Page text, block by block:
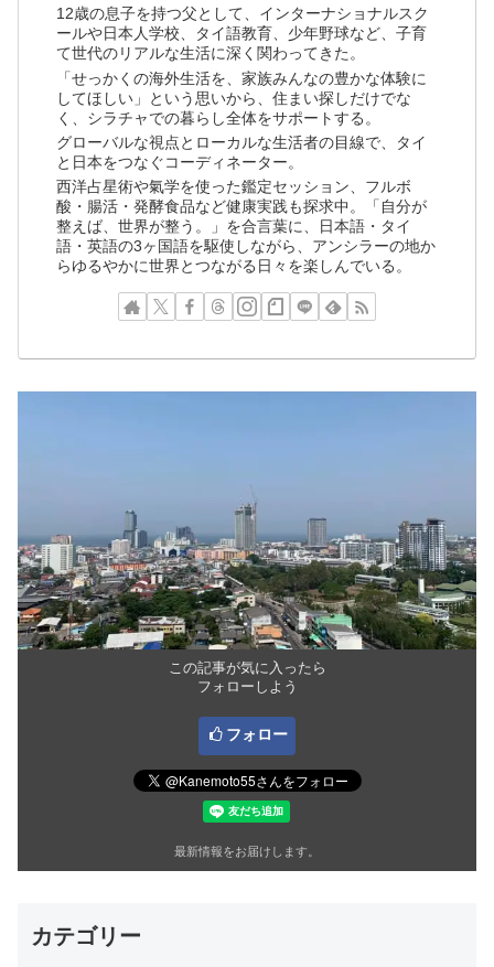
12歳の息子を持つ父として、インターナショナルスク
ールや日本人学校、タイ語教育、少年野球など、子育
て世代のリアルな生活に深く関わってきた。
「せっかくの海外生活を、家族みんなの豊かな体験に
してほしい」という思いから、住まい探しだけでな
く、シラチャでの暮らし全体をサポートする。
グローバルな視点とローカルな生活者の目線で、タイ
と日本をつなぐコーディネーター。
西洋占星術や氣学を使った鑑定セッション、フルボ
酸・腸活・発酵食品など健康実践も探求中。「自分が
整えば、世界が整う。」を合言葉に、日本語・タイ
語・英語の3ヶ国語を駆使しながら、アンシラーの地か
らゆるやかに世界とつながる日々を楽しんでいる。
この記事が気に入ったら
フォローしよう
フォロー
最新情報をお届けします。
カテゴリー